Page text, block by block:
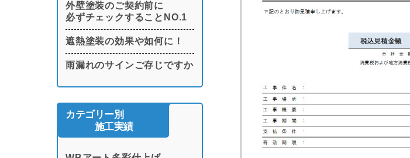
外壁塗装のご契約前に
必ずチェックすることNO.1
遮熱塗装の効果や如何に！
雨漏れのサインご存じですか
カテゴリー別
施工実績